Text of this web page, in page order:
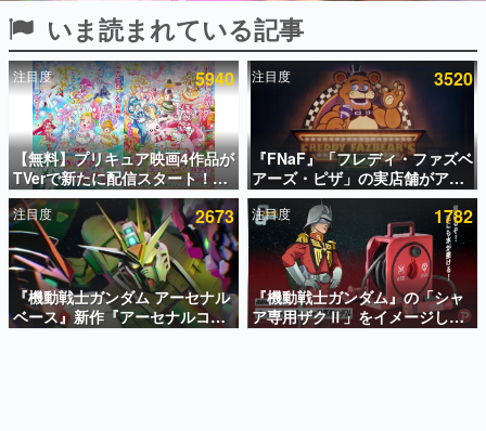
ピックアップ
電ファミのいま読まれている記事ランキング
アプリセール情報
インタビュー
連載・特集一覧
殿堂入り記事
SNS拡散数が数千以上！ ページビュー数万以上！ などな
ど。多くの人々に読まれた、電ファミ渾身の“殿堂入り”記
事をまとめました。
いま読まれている記事
注目度 5940
【無料】プリキュア映画4作品が
TVerで新たに配信スタート！な
んと2018年～2024年の映画ほぼ
すべてが見放題に、ぶっちゃけ
ありえないラインナップ
注目度 3520
『FNaF』「フレディ・ファズベ
アーズ・ピザ」の実店舗がアメ
リカの商業施設「American
Dream」に2027年オープン！
ScottGamesとの共同開発、食
事だけでなくステージショーや
没入型のホラー体験も楽しめる
注目度 2673
『機動戦士ガンダム アーセナル
ベース』新作『アーセナルコマ
ンダー』発表！8月28日からオ
注目度 1782
『機動戦士ガンダム』の「シャ
ア専用ザクⅡ」をイメージした
散水ホースリールが予約開始。